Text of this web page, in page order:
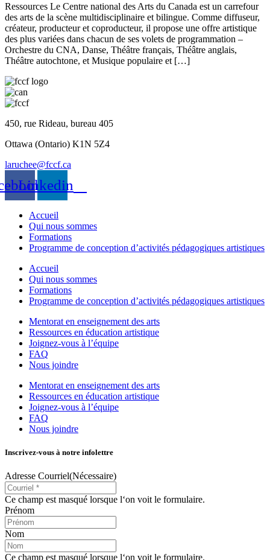
Ressources Le Centre national des Arts du Canada est un carrefour
des arts de la scène multidisciplinaire et bilingue. Comme diffuseur,
créateur, producteur et coproducteur, il propose une offre artistique
des plus variées dans chacun de ses volets de programmation –
Orchestre du CNA, Danse, Théâtre français, Théâtre anglais,
Théâtre autochtone, et Musique populaire et […]
450, rue Rideau, bureau 405
Ottawa (Ontario) K1N 5Z4
laruchee@fccf.ca
Linkedin
Accueil
Qui nous sommes
Formations
Programme de conception d’activités pédagogiques artistiques
Accueil
Qui nous sommes
Formations
Programme de conception d’activités pédagogiques artistiques
Mentorat en enseignement des arts
Ressources en éducation artistique
Joignez-vous à l’équipe
FAQ
Nous joindre
Mentorat en enseignement des arts
Ressources en éducation artistique
Joignez-vous à l’équipe
FAQ
Nous joindre
Inscrivez-vous à notre infolettre
Adresse Courriel(Nécessaire)
Ce champ est masqué lorsque l‘on voit le formulaire.
Prénom
Nom
Ce champ est masqué lorsque l‘on voit le formulaire.